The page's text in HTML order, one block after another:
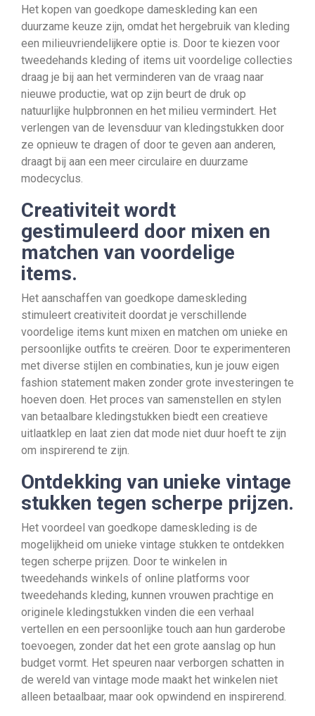
Het kopen van goedkope dameskleding kan een
duurzame keuze zijn, omdat het hergebruik van kleding
een milieuvriendelijkere optie is. Door te kiezen voor
tweedehands kleding of items uit voordelige collecties
draag je bij aan het verminderen van de vraag naar
nieuwe productie, wat op zijn beurt de druk op
natuurlijke hulpbronnen en het milieu vermindert. Het
verlengen van de levensduur van kledingstukken door
ze opnieuw te dragen of door te geven aan anderen,
draagt bij aan een meer circulaire en duurzame
modecyclus.
Creativiteit wordt
gestimuleerd door mixen en
matchen van voordelige
items.
Het aanschaffen van goedkope dameskleding
stimuleert creativiteit doordat je verschillende
voordelige items kunt mixen en matchen om unieke en
persoonlijke outfits te creëren. Door te experimenteren
met diverse stijlen en combinaties, kun je jouw eigen
fashion statement maken zonder grote investeringen te
hoeven doen. Het proces van samenstellen en stylen
van betaalbare kledingstukken biedt een creatieve
uitlaatklep en laat zien dat mode niet duur hoeft te zijn
om inspirerend te zijn.
Ontdekking van unieke vintage
stukken tegen scherpe prijzen.
Het voordeel van goedkope dameskleding is de
mogelijkheid om unieke vintage stukken te ontdekken
tegen scherpe prijzen. Door te winkelen in
tweedehands winkels of online platforms voor
tweedehands kleding, kunnen vrouwen prachtige en
originele kledingstukken vinden die een verhaal
vertellen en een persoonlijke touch aan hun garderobe
toevoegen, zonder dat het een grote aanslag op hun
budget vormt. Het speuren naar verborgen schatten in
de wereld van vintage mode maakt het winkelen niet
alleen betaalbaar, maar ook opwindend en inspirerend.